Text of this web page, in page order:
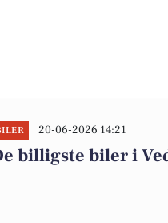
20-06-2026 14:21
billigste biler i